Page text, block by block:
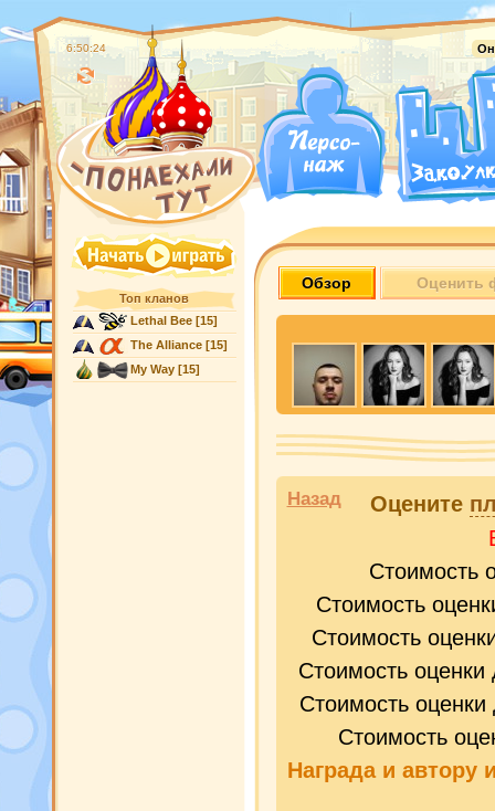
6:50:25
Топ кланов
Lethal Bee[15]
The Alliance[15]
My Way[15]
Обзор Оценить
Назад Оцените
Стоимость
Стоимость
Стоимость
Стоимость
Стоимость
Стоимость
Награда и автору